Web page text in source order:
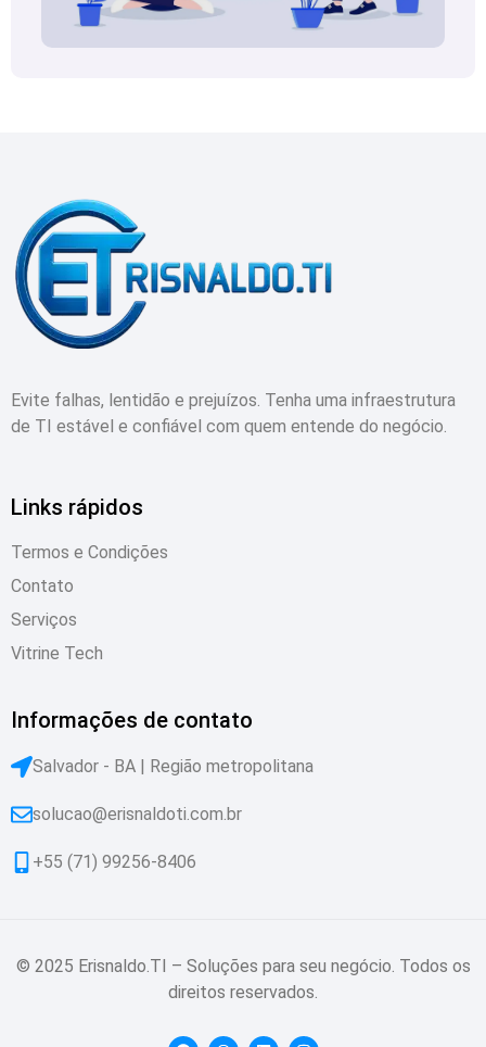
Evite falhas, lentidão e prejuízos. Tenha uma infraestrutura
de TI estável e confiável com quem entende do negócio.
Links rápidos
Termos e Condições
Contato
Serviços
Vitrine Tech
Informações de contato
Salvador - BA | Região metropolitana
solucao@erisnaldoti.com.br
+55 (71) 99256-8406
© 2025 Erisnaldo.TI – Soluções para seu negócio. Todos os
direitos reservados.